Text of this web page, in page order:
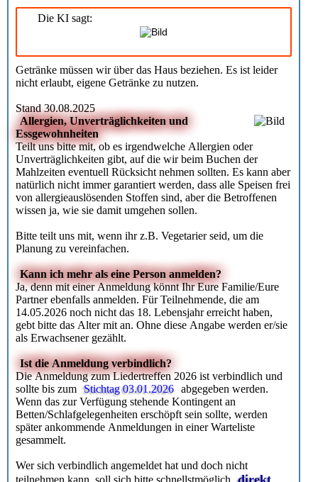
Die KI sagt:
Getränke müssen wir über das Haus beziehen. Es ist leider
nicht erlaubt, eigene Getränke zu nutzen.
Stand 30.08.2025
Allergien, Unverträglichkeiten und
Essgewohnheiten
Teilt uns bitte mit, ob es irgendwelche Allergien oder
Unverträglichkeiten gibt, auf die wir beim Buchen der
Mahlzeiten eventuell Rücksicht nehmen sollten. Es kann aber
natürlich nicht immer garantiert werden, dass alle Speisen frei
von allergieauslösenden Stoffen sind, aber die Betroffenen
wissen ja, wie sie damit umgehen sollen.
Bitte teilt uns mit, wenn ihr z.B. Vegetarier seid, um die
Planung zu vereinfachen.
Kann ich mehr als eine Person anmelden?
Ja, denn mit einer Anmeldung könnt Ihr Eure Familie/Eure
Partner ebenfalls anmelden. Für Teilnehmende, die am
14.05.2026 noch nicht das 18. Lebensjahr erreicht haben,
gebt bitte das Alter mit an. Ohne diese Angabe werden er/sie
als Erwachsener gezählt.
Ist die Anmeldung verbindlich?
Die Anmeldung zum Liedertreffen 2026 ist verbindlich und
sollte bis zum Stichtag 03.01.2026 abgegeben werden.
Wenn das zur Verfügung stehende Kontingent an
Betten/Schlafgelegenheiten erschöpft sein sollte, werden
später ankommende Anmeldungen in einer Warteliste
gesammelt.
Wer sich verbindlich angemeldet hat und doch nicht
teilnehmen kann, soll sich bitte schnellstmöglich
direkt